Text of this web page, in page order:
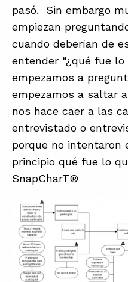
pasó. Sin embargo
empiezan
cuando deberían de
entender “¿qué fue lo
empezamos a
empezamos a saltar
nos hace caer a las
entrevistado o
porque no intentaron
principio qué fue lo
SnapCharT®